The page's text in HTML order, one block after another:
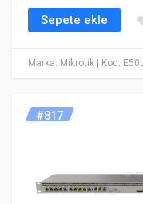
Marka: Mikrotik | Kod:
Sepete ekle
#817